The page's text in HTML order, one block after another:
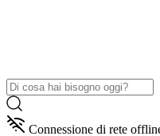
Connessione di rete